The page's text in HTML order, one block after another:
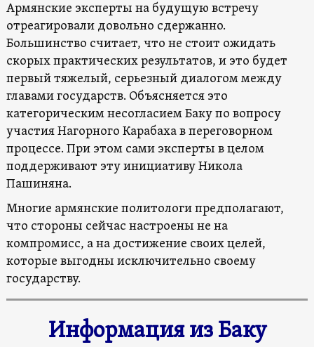
Армянские эксперты на будущую встречу
отреагировали довольно сдержанно.
Большинство считает, что не стоит ожидать
скорых практических результатов, и это будет
первый тяжелый, серьезный диалогом между
главами государств. Объясняется это
категорическим несогласием Баку по вопросу
участия Нагорного Карабаха в переговорном
процессе. При этом сами эксперты в целом
поддерживают эту инициативу Никола
Пашиняна.
Многие армянские политологи предполагают,
что стороны сейчас настроены не на
компромисс, а на достижение своих целей,
которые выгодны исключительно своему
государству.
Информация из Баку